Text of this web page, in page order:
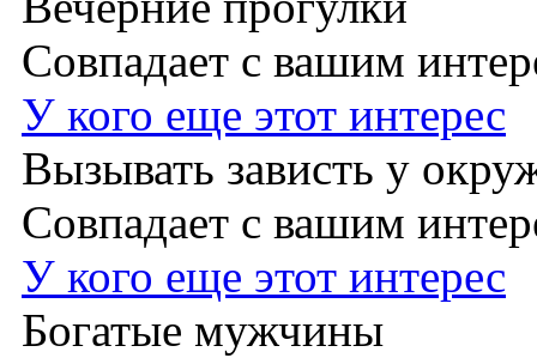
Совпадает с вашим
У кого еще этот интерес
Вызывать зависть у
Совпадает с вашим
У кого еще этот интерес
Богатые мужчины